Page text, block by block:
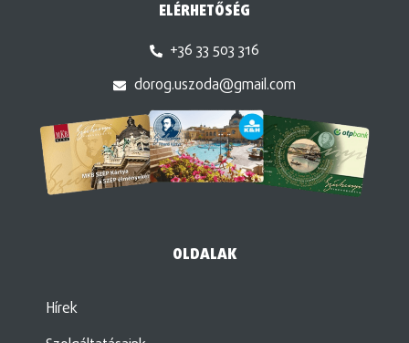
ELÉRHETŐSÉG
+36 33 503 316
dorog.uszoda@gmail.com
OLDALAK
Hírek